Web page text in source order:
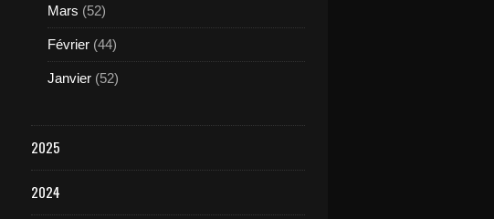
Mars (52)
Février (44)
Janvier (52)
2025
2024